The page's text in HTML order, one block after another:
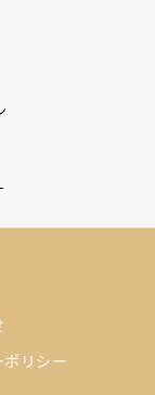
ポリシー